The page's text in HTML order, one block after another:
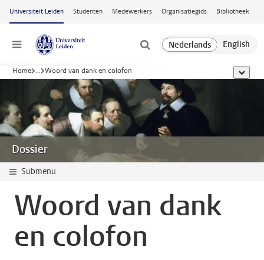
Ga naar hoofdinhoud
Universiteit Leiden Studenten Medewerkers Organisatiegids Bibliotheek
Menu
Home ... Woord van dank en colofon toon
Dossier
Submenu
Woord van dank
en colofon